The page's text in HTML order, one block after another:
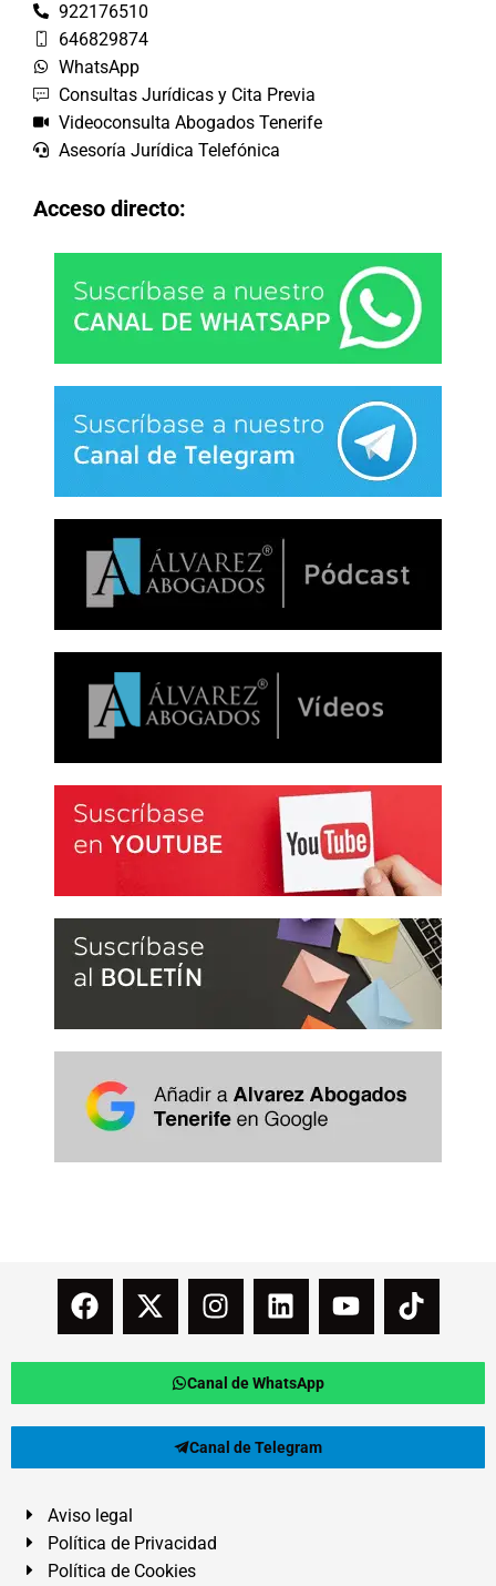
922176510
646829874
WhatsApp
Consultas Jurídicas y Cita Previa
Videoconsulta Abogados Tenerife
Asesoría Jurídica Telefónica
Acceso directo:
Canal de WhatsApp
Canal de Telegram
Aviso legal
Política de Privacidad
Política de Cookies